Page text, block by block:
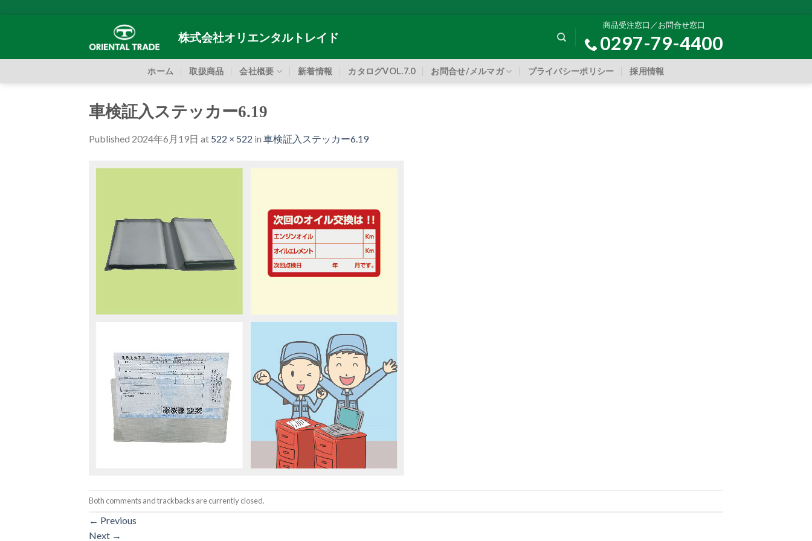
株式会社オリエンタルトレイド
商品受注窓口／お問合せ窓口
0297-79-4400
ホーム 取扱商品 会社概要 新着情報 カタログVOL.7.0 お問合せ/メルマガ プライバシーポリシー 採用情報
車検証入ステッカー6.19
Published 2024年6月19日 at 522 × 522 in 車検証入ステッカー6.19
Both comments and trackbacks are currently closed.
← Previous
Next →